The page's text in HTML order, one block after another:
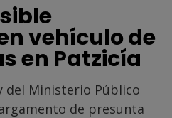
vehículo de
en Patzicía
del Ministerio Público
de presunta